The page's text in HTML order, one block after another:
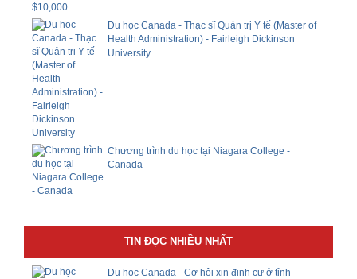
Du học Canada - Thạc sĩ Quản trị Y tế (Master of
Health Administration) - Fairleigh Dickinson
University
Chương trình du học tại Niagara College -
Canada
TIN ĐỌC NHIỀU NHẤT
Du học Canada - Cơ hội xin định cư ở tỉnh